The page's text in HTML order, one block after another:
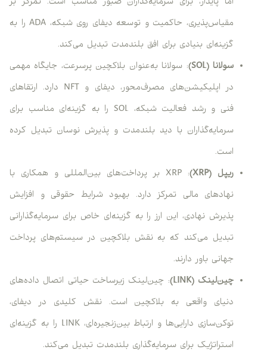
اما پایدار، برای سرمایه‌گذاران صبور مناسب است. تمرکز بر
مقیاس‌پذیری، حاکمیت و توسعه دیفای روی شبکه، ADA را به
گزینه‌ای بنیادی برای افق بلندمدت تبدیل می‌کند.
سولانا (SOL)
: سولانا به‌عنوان بلاکچین پرسرعت، جایگاه مهمی
در اپلیکیشن‌های مصرف‌محور، دیفای و NFT دارد. ارتقاهای
فنی و رشد فعالیت شبکه، SOL را به گزینه‌ای مناسب برای
سرمایه‌گذاران با دید بلندمدت و پذیرش نوسان تبدیل کرده
است.
ریپل (XRP)
: XRP بر پرداخت‌های بین‌المللی و همکاری با
نهادهای مالی تمرکز دارد. بهبود شرایط حقوقی و افزایش
پذیرش نهادی، این ارز را به گزینه‌ای خاص برای سرمایه‌گذارانی
تبدیل می‌کند که به نقش بلاکچین در سیستم‌های پرداخت
جهانی باور دارند.
چین‌لینک (LINK)
: چین‌لینک زیرساخت حیاتی اتصال داده‌های
دنیای واقعی به بلاکچین است. نقش کلیدی در دیفای،
توکن‌سازی دارایی‌ها و ارتباط بین‌زنجیره‌ای، LINK را به گزینه‌ای
استراتژیک برای سرمایه‌گذاری بلندمدت تبدیل می‌کند.